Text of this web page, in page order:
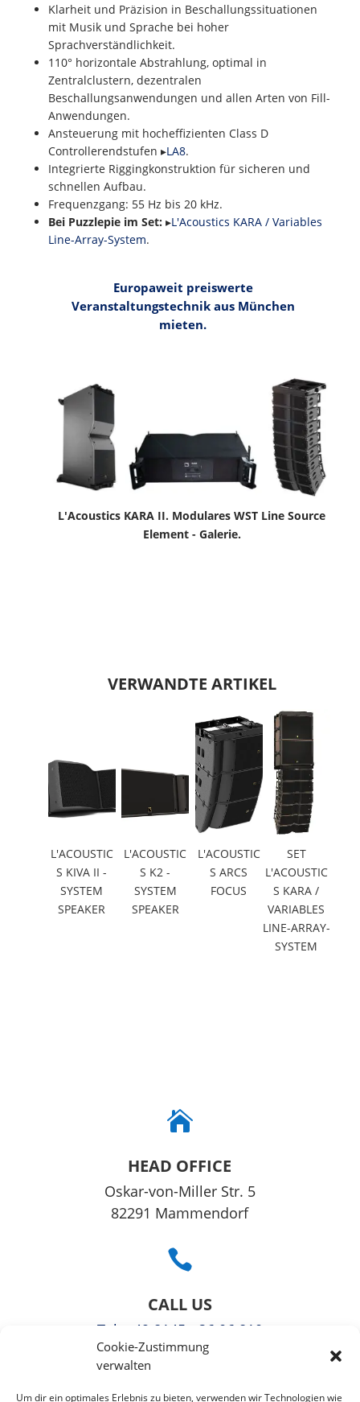
Cookie-Zustimmung
verwalten
Um dir ein optimales Erlebnis zu bieten, verwenden wir Technologien wie
Klarheit und Präzision in Beschallungssituationen
mit Musik und Sprache bei hoher
Sprachverständlichkeit.
110° horizontale Abstrahlung, optimal in
Zentralclustern, dezentralen
Beschallungsanwendungen und allen Arten von Fill-
Anwendungen.
Ansteuerung mit hocheffizienten Class D
Controllerendstufen ▸LA8.
Integrierte Riggingkonstruktion für sicheren und
schnellen Aufbau.
Frequenzgang: 55 Hz bis 20 kHz.
Bei Puzzlepie im Set:▸L'Acoustics KARA / Variables
Line-Array-System.
Europaweit preiswerte
Veranstaltungstechnik aus München
mieten.
L'Acoustics KARA II. Modulares WST Line Source
Element - Galerie.
VERWANDTE ARTIKEL
L'ACOUSTIC
S KIVA II -
SYSTEM
SPEAKER
L'ACOUSTIC
S K2 -
SYSTEM
SPEAKER
L'ACOUSTIC
S ARCS
FOCUS
SET
L'ACOUSTIC
S KARA /
VARIABLES
LINE-ARRAY-
SYSTEM

HEAD OFFICE
Oskar-von-Miller Str. 5
82291 Mammendorf

CALL US
Tel : +49 8145 - 36 06 810
Fax: +49 3221108991363